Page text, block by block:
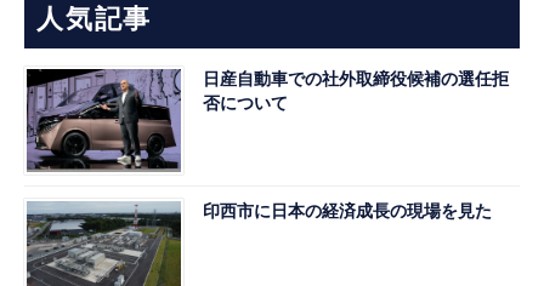
人気記事
日産自動車での社外取締役候補の選任拒
否について
印西市に日本の経済成長の現場を見た